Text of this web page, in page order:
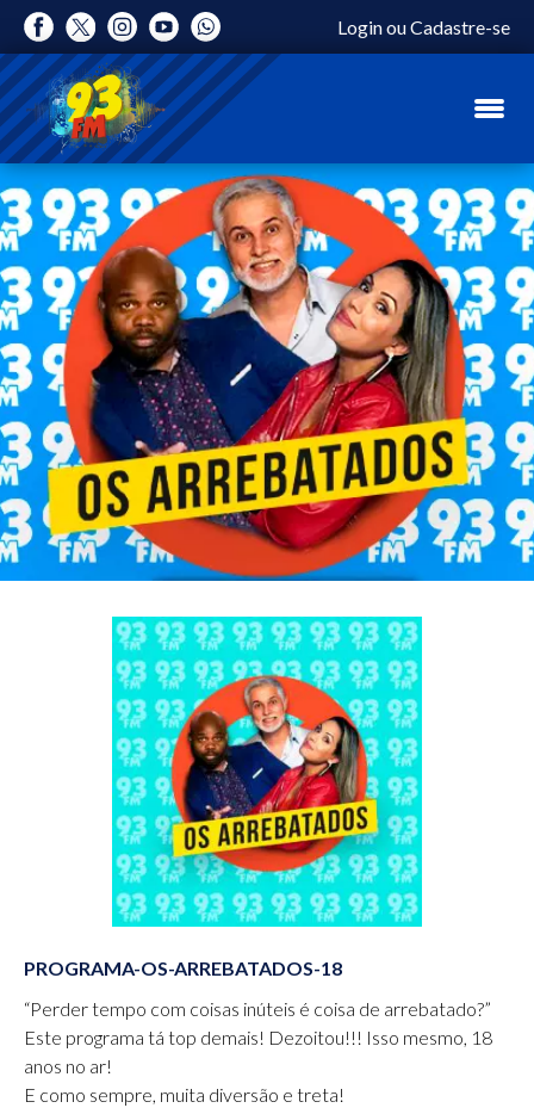
LoginouCadastre-se
PROGRAMA-OS-ARREBATADOS-18
“Perder tempo com coisas inúteis é coisa de arrebatado?”
Este programa tá top demais! Dezoitou!!! Isso mesmo, 18
anos no ar!
E como sempre, muita diversão e treta!